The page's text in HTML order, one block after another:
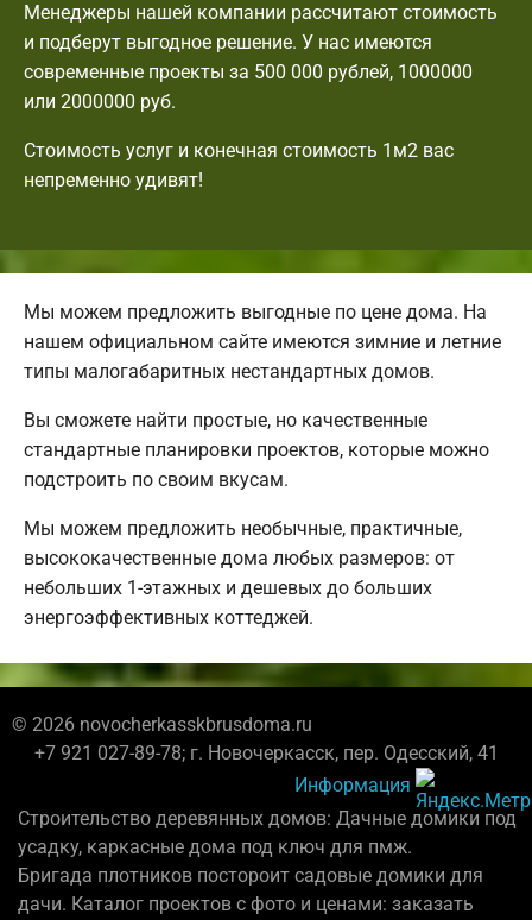
Менеджеры нашей компании рассчитают стоимость
и подберут выгодное решение. У нас имеются
современные проекты за 500 000 рублей, 1000000
или 2000000 руб.
Стоимость услуг и конечная стоимость 1м2 вас
непременно удивят!
Мы можем предложить выгодные по цене дома. На
нашем официальном сайте имеются зимние и летние
типы малогабаритных нестандартных домов.
Вы сможете найти простые, но качественные
стандартные планировки проектов, которые можно
подстроить по своим вкусам.
Мы можем предложить необычные, практичные,
высококачественные дома любых размеров: от
небольших 1-этажных и дешевых до больших
энергоэффективных коттеджей.
© 2026 novocherkasskbrusdoma.ru
+7 921 027-89-78; г. Новочеркасск, пер. Одесский, 41
Информация
Строительство деревянных домов: Дачные домики под
усадку, каркасные дома под ключ для пмж.
Бригада плотников постороит садовые домики для
дачи. Каталог проектов с фото и ценами: заказать